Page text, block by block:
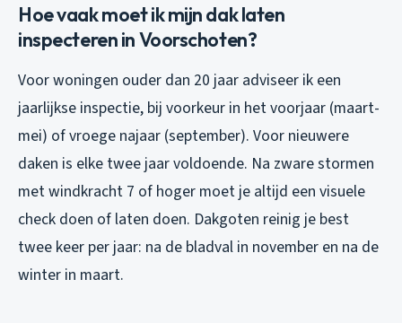
Hoe vaak moet ik mijn dak laten
inspecteren in Voorschoten?
Voor woningen ouder dan 20 jaar adviseer ik een
jaarlijkse inspectie, bij voorkeur in het voorjaar (maart-
mei) of vroege najaar (september). Voor nieuwere
daken is elke twee jaar voldoende. Na zware stormen
met windkracht 7 of hoger moet je altijd een visuele
check doen of laten doen. Dakgoten reinig je best
twee keer per jaar: na de bladval in november en na de
winter in maart.